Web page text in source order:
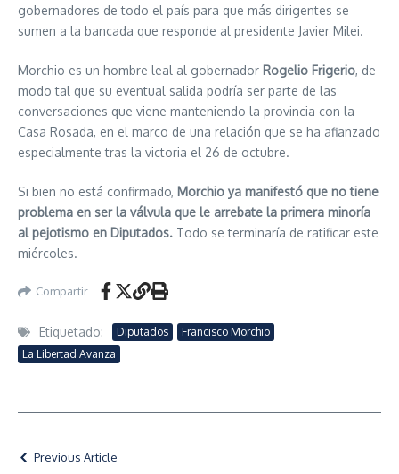
gobernadores de todo el país para que más dirigentes se
sumen a la bancada que responde al presidente Javier Milei.
Morchio es un hombre leal al gobernador Rogelio Frigerio, de
modo tal que su eventual salida podría ser parte de las
conversaciones que viene manteniendo la provincia con la
Casa Rosada, en el marco de una relación que se ha afianzado
especialmente tras la victoria el 26 de octubre.
Si bien no está confirmado, Morchio ya manifestó que no tiene
problema en ser la válvula que le arrebate la primera minoría
al pejotismo en Diputados. Todo se terminaría de ratificar este
miércoles.
Compartir
Etiquetado: Diputados
Francisco Morchio
La Libertad Avanza
Previous Article